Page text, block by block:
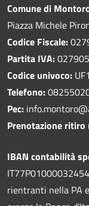
Comune di
Piazza Michele
Codice Fiscale:
Partita IVA:
Codice univoco:
Telefono:
Pec:
Prenotazione
IBAN contabilità
rientranti nella PA